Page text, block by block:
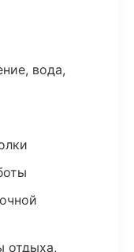
вода,
отдыха,